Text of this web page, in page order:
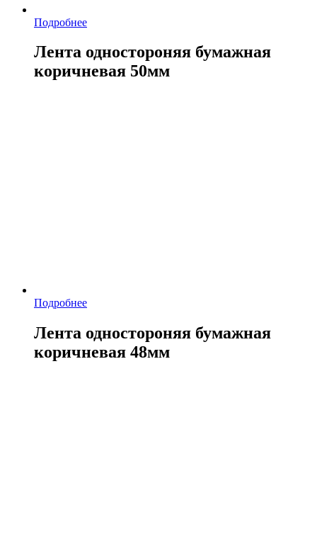
Подробнее
Лента одностороняя бумажная
коричневая 50мм
Подробнее
Лента одностороняя бумажная
коричневая 48мм